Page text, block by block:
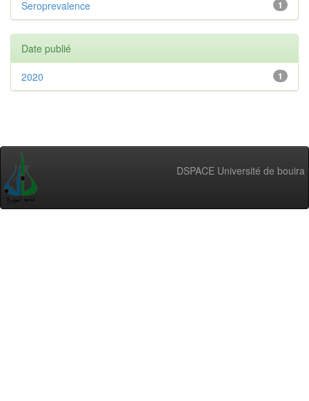
1
Seroprevalence
Date publié
1
2020
DSPACE Université de bouira